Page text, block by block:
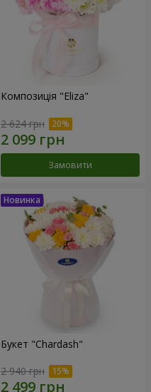
Композиція "Eliza"
2 624 грн
Замовити
Букет "Chardash"
2 940 грн